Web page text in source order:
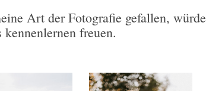
Art der Fotografie gefallen, würde
freuen.